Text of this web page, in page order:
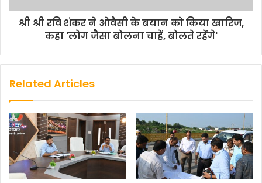
श्री श्री रवि शंकर ने ओवैसी के बयान को किया खारिज,
कहा 'लोग जैसा बोलना चाहें, बोलते रहेंगे'
Related Articles